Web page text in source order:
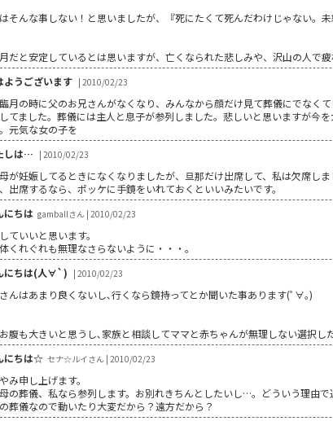
そんな事しない！と思いましたが、『死にたくて死んだわけじゃない。
だと安定しているとは思いますが、亡くなられた悲しみや、沢山の人で
ようございます | 2010/02/23
月の時に父のお兄さんがなくなり、みんなから顔だけ見て葬儀にでなく
てました。葬儀には主人と息子が参列しました。悲しいと思いますが今
元気な女の子を
しは… | 2010/02/23
が妊娠してるときになくなりましたが、旦那だけ出席して、私は欠席しま
出席するなら、ポッケに手鏡をいれておくといいみたいです。
にちは gamballさん | 2010/02/23
ていいと思います。
くれぐれも無理なさらないように・・・。
にちは(人∀`) | 2010/02/23
んはあまり良くないし､行くなら鏡持ってとか聞いた事あります(ﾟ∀｡)
腹も大きいと思うし､家族と相談してママと赤ちゃんが無理しない選択し
にちは☆ セナ☆ルイさん | 2010/02/23
み申し上げます。
の葬儀、私なら参列します。お別れきちんとしたいし…。どういう理由
葬儀なので動いたり大変だから？遠方だから？